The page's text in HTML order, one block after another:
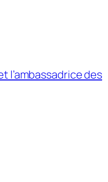
l’ambassadrice des